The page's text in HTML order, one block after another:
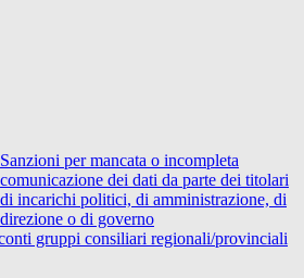
Sanzioni per mancata o incompleta
comunicazione dei dati da parte dei titolari
di incarichi politici, di amministrazione, di
direzione o di governo
gruppi consiliari regionali/provinciali